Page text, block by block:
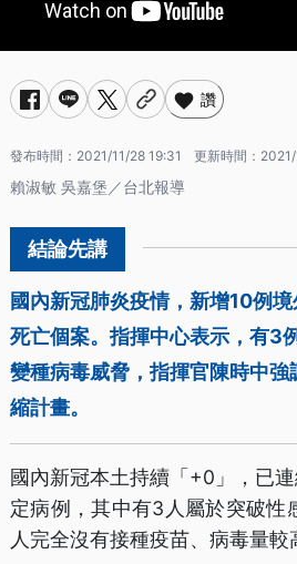
讚
發布時間： 2021/11/28 19:31 更新時間：
賴淑敏 吳嘉堡／台北報導
國內新冠肺炎疫情，新增10例
死亡個案。指揮中心表示，有3
變種病毒威脅，指揮官陳時中
縮計畫。
國內新冠本土持續「+0」，已
定病例，其中有3人屬於突破
人完全沒有接種疫苗、病毒量較